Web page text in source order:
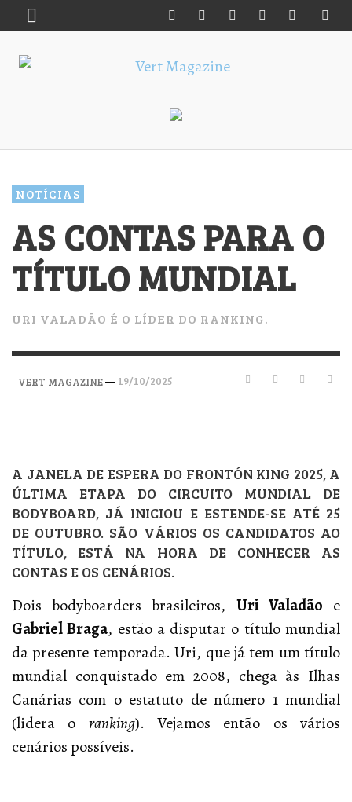
NOTÍCIAS
AS CONTAS PARA O
TÍTULO MUNDIAL
URI VALADÃO É O LÍDER DO RANKING.
VERT MAGAZINE— 19/10/2025
A JANELA DE ESPERA DO FRONTÓN KING 2025, A
ÚLTIMA ETAPA DO CIRCUITO MUNDIAL DE
BODYBOARD, JÁ INICIOU E ESTENDE-SE ATÉ 25
DE OUTUBRO. SÃO VÁRIOS OS CANDIDATOS AO
TÍTULO, ESTÁ NA HORA DE CONHECER AS
CONTAS E OS CENÁRIOS.
Dois bodyboarders brasileiros, Uri Valadão e
Gabriel Braga, estão a disputar o título mundial
da presente temporada. Uri, que já tem um título
mundial conquistado em 2008, chega às Ilhas
Canárias com o estatuto de número 1 mundial
(lidera o ranking). Vejamos então os vários
cenários possíveis.